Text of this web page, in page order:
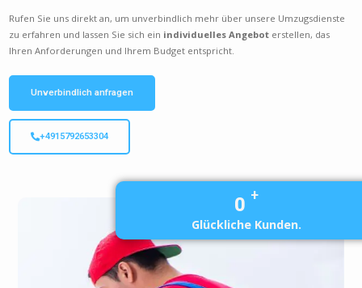
Rufen Sie uns direkt an, um unverbindlich mehr über unsere Umzugsdienste
zu erfahren und lassen Sie sich ein individuelles Angebot erstellen, das
Ihren Anforderungen und Ihrem Budget entspricht.
Unverbindlich anfragen
+4915792653304
0 +
Glückliche Kunden.